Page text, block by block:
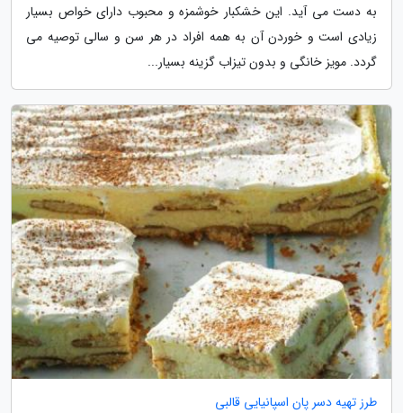
به دست می آید. این خشکبار خوشمزه و محبوب دارای خواص بسیار
زیادی است و خوردن آن به همه افراد در هر سن و سالی توصیه می
گردد. مویز خانگی و بدون تیزاب گزینه بسیار...
طرز تهیه دسر پان اسپانیایی قالبی